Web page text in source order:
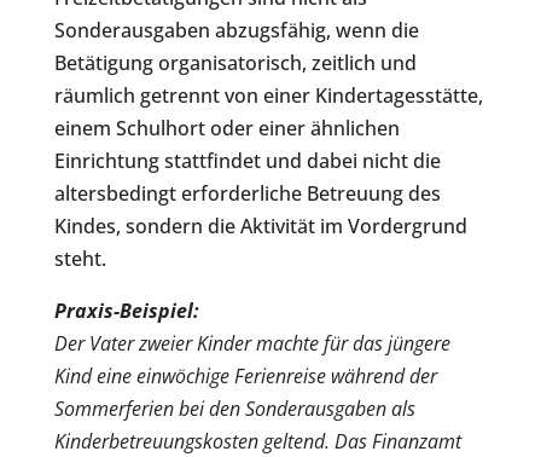
Sonderausgaben abzugsfähig, wenn die
Betätigung organisatorisch, zeitlich und
räumlich getrennt von einer Kindertagesstätte,
einem Schulhort oder einer ähnlichen
Einrichtung stattfindet und dabei nicht die
altersbedingt erforderliche Betreuung des
Kindes, sondern die Aktivität im Vordergrund
steht.
Praxis-Beispiel:
Der Vater zweier Kinder machte für das jüngere
Kind eine einwöchige Ferienreise während der
Sommerferien bei den Sonderausgaben als
Kinderbetreuungskosten geltend. Das Finanzamt